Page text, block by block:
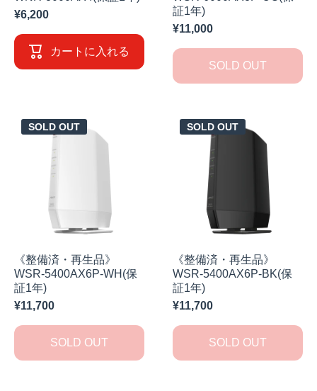
¥6,200
カートに入れる
証1年)
¥11,000
SOLD OUT
SOLD OUT
《整備済・再生品》
WSR-5400AX6P-WH(保
証1年)
¥11,700
SOLD OUT
SOLD OUT
《整備済・再生品》
WSR-5400AX6P-BK(保
証1年)
¥11,700
SOLD OUT